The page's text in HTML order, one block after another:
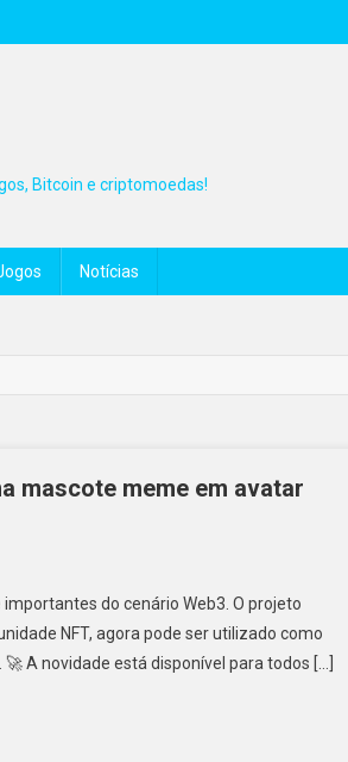
Bitcoin e criptomoedas!
Notícias
mascote meme em avatar
do cenário Web3. O projeto
NFT, agora pode ser utilizado como
A novidade está disponível para todos […]